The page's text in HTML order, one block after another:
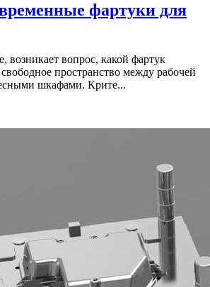
фартуки для
возникает вопрос, какой фартук
пространство между рабочей
шкафами. Крите...